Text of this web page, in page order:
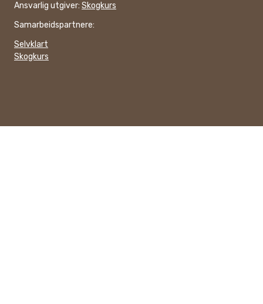
Ansvarlig utgiver: Skogkurs
Samarbeidspartnere:
Selvklart
Skogkurs